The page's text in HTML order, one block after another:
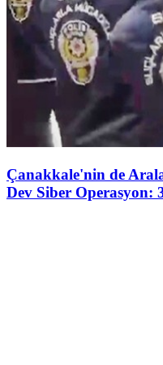
Çanakkale'nin de
Dev Siber Operasyon: